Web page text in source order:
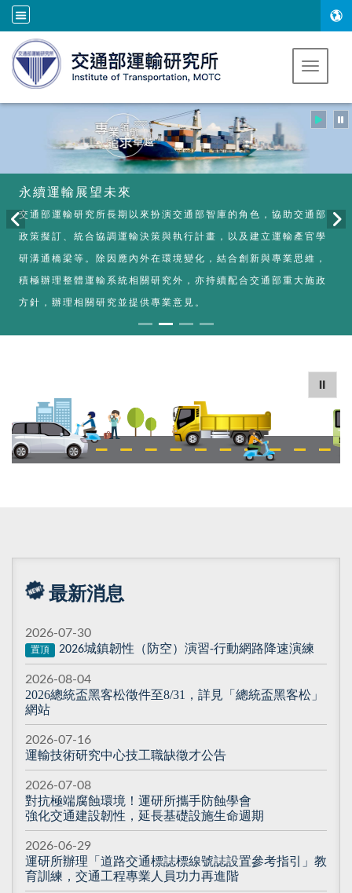
跳到主要內容
Toggle
永續運輸展望未來
交通部運輸研究所長期以來扮演交通部智庫的角色，協助交通部
政策擬訂、統合協調運輸決策與執行計畫，以及建立運輸產官學
研溝通橋梁等。除因應內外在環境變化，結合創新與專業思維，
積極辦理整體運輸系統相關研究外，亦持續配合交通部重大施政
方針，辦理相關研究並提供專業意見。
⏸
最新消息
2026-07-30
置頂 2026城鎮韌性（防空）演習-行動網路降速演練
2026-08-04
2026總統盃黑客松徵件至8/31，詳見「總統盃黑客松」
網站
2026-07-16
運輸技術研究中心技工職缺徵才公告
2026-07-08
對抗極端腐蝕環境！運研所攜手防蝕學會
強化交通建設韌性，延長基礎設施生命週期
2026-06-29
運研所辦理「道路交通標誌標線號誌設置參考指引」教
育訓練，交通工程專業人員功力再進階